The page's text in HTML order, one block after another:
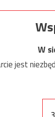
W
jest